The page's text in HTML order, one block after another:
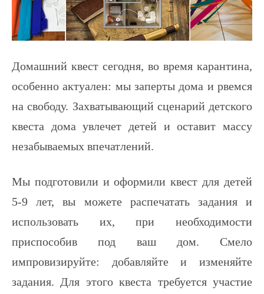
Домашний квест сегодня, во время карантина,
особенно актуален: мы заперты дома и рвемся
на свободу. Захватывающий сценарий детского
квеста дома увлечет детей и оставит массу
незабываемых впечатлений.
Мы подготовили и оформили квест для детей
5-9 лет, вы можете распечатать задания и
использовать их, при необходимости
приспособив под ваш дом. Смело
импровизируйте: добавляйте и изменяйте
задания. Для этого квеста требуется участие